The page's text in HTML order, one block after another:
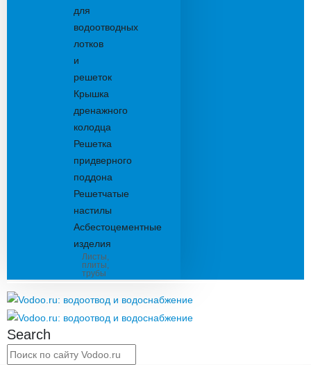
для
водоотводных
лотков
и
решеток
Крышка
дренажного
колодца
Решетка
придверного
поддона
Решетчатые
настилы
Асбестоцементные
изделия
Листы,
плиты,
трубы
Search